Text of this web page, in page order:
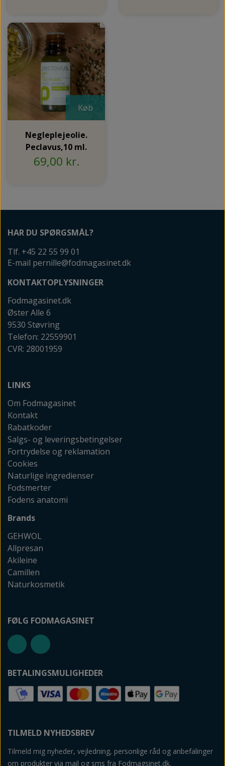
Køb
Negleplejeolie.
Peclavus,10 ml.
69,00 kr.
HAR DU SPØRGSMÅL?
Tlf. +45 22 55 99 01
E-mail pernille@fodmagasinet.dk
KONTAKTOPLYSNINGER
Fodmagasinet.dk
Øster Alle 6
9530 Støvring
Telefon: 22559901
CVR: 28001959
LINKS
Om Fodmagasinet
Kontakt
Rabatkoder
Salgs- og leveringsbetingelser
Fortrydelse og reklamation
Cookies
Naturlige ingredienser
Fodsmerter
Fodens anatomi
Brands
GEHWOL
Allpresan
Akileine
Camillen
Naturkosmetik
FØLG FODMAGASINET
BETALINGSMULIGHEDER
TILMELD NYHEDSBREV
Tilmeld mig nyheder, vejledning, personlige råd og anbefalinger
om produkter via mail og sms fra Fodmagsinet.dk.